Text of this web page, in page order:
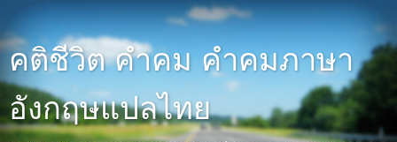
คติชีวิต คำคม คำคมภาษา
อังกฤษแปลไทย